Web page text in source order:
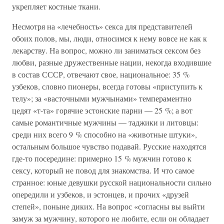
укрепляет костные ткани.
Несмотря на «лечебность» секса для представителей
обоих полов, мы, люди, относимся к нему вовсе не как к
лекарству. На вопрос, можно ли заниматься сексом без
любви, разные дружественные нации, некогда входившие
в состав СССР, отвечают свое, национальное: 35 %
узбеков, словно пионеры, всегда готовы «приступить к
телу»; за «васточными мужчынами» темпераментно
цедят «т-та» горячие эстонские парни — 25 %; а вот
самые романтичные мужчины — таджики и литовцы:
среди них всего 9 % способно на «животные штуки»,
остальным большое чувство подавай. Русские находятся
где-то посередине: примерно 15 % мужчин готово к
сексу, который не повод для знакомства. И что самое
странное: юные девушки русской национальности сильно
опередили и узбеков, и эстонцев, и прочих «друзей
степей», поныне диких. На вопрос «согласны вы выйти
замуж за мужчину, которого не любите, если он обладает